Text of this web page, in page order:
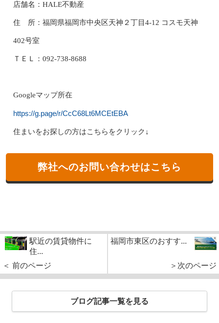
店舗名：HALE不動産
住 所：福岡県福岡市中央区天神２丁目4-12 コスモ天神
402号室
ＴＥＬ：092-738-8688
Googleマップ所在
https://g.page/r/CcC68Lt6MCEtEBA
住まいをお探しの方はこちらをクリック↓
弊社へのお問い合わせはこちら
駅近の賃貸物件に
住...
＜ 前のページ
福岡市東区のおすす...
＞次のページ
ブログ記事一覧を見る